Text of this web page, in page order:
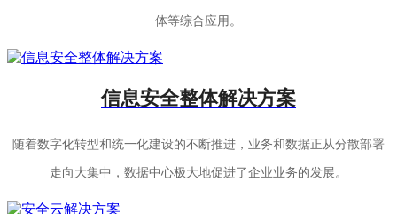
体等综合应用。
信息安全整体解决方案
随着数字化转型和统一化建设的不断推进，业务和数据正从分散部署
走向大集中，数据中心极大地促进了企业业务的发展。